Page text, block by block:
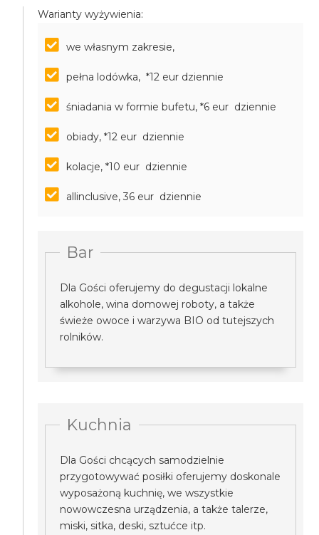
Warianty wyżywienia:
we własnym zakresie,
pełna lodówka, *12 eur dziennie
śniadania w formie bufetu, *6 eur dziennie
obiady, *12 eur dziennie
kolacje, *10 eur dziennie
allinclusive, 36 eur dziennie
Bar
Dla Gości oferujemy do degustacji lokalne
alkohole, wina domowej roboty, a także
świeże owoce i warzywa BIO od tutejszych
rolników.
Kuchnia
Dla Gości chcących samodzielnie
przygotowywać posiłki oferujemy doskonale
wyposażoną kuchnię, we wszystkie
nowowczesna urządzenia, a także talerze,
miski, sitka, deski, sztućce itp.